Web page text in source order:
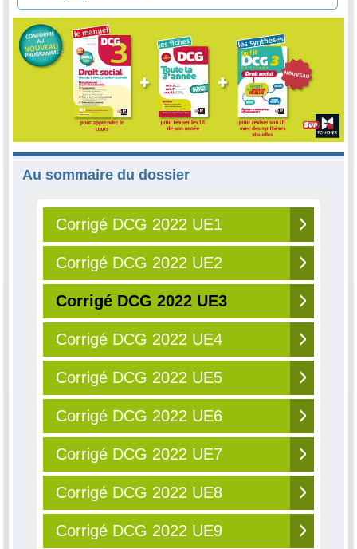
Au sommaire du dossier
Corrigé DCG 2022 UE1
Corrigé DCG 2022 UE2
Corrigé DCG 2022 UE3
Corrigé DCG 2022 UE4
Corrigé DCG 2022 UE5
Corrigé DCG 2022 UE6
Corrigé DCG 2022 UE7
Corrigé DCG 2022 UE8
Corrigé DCG 2022 UE9